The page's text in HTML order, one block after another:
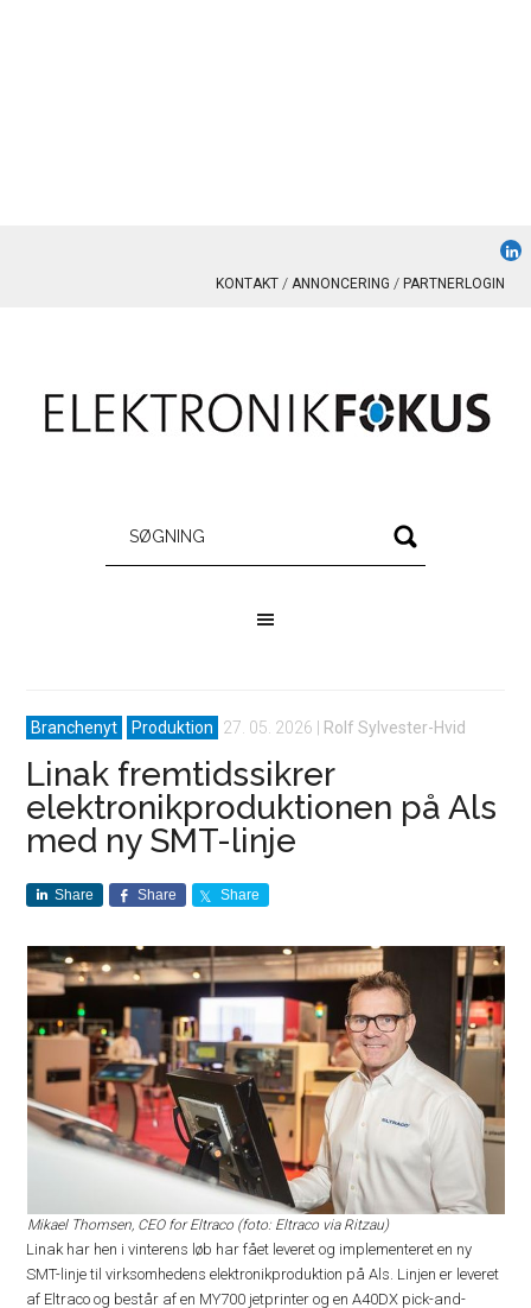
KONTAKT ANNONCERING PARTNERLOGIN
Branchenyt Produktion 27. 05. 2026 Rolf Sylvester-Hvid
Linak fremtidssikrer
elektronikproduktionen på Als
med ny SMT-linje
Share Share Share
Mikael Thomsen, CEO for Eltraco (foto: Eltraco via Ritzau)
Linak har hen i vinterens løb har fået leveret og implementeret en ny
SMT-linje til virksomhedens elektronikproduktion på Als. Linjen er leveret
af Eltraco og består af en MY700 jetprinter og en A40DX pick-and-